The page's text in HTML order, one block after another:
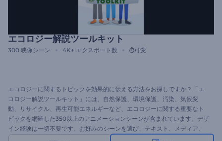
エコロジー解説ツールキット
300 映像シーン 4K+ エクスポート数 可変
エコロジーに関するトピックを効果的に伝える方法をお探しですか？「エ
コロジー解説ツールキット」には、自然保護、環境保護、汚染、気候変
動、リサイクル、再生可能エネルギーなど、エコロジーに関する重要なト
ピックを網羅した350以上のアニメーションシーンが含まれています。デザ
イン経験は一切不要です。お好みのシーンを選び、テキスト、メディア、
ナレーション、音楽、色でカスタマイズしましょう。または、AIが数秒で